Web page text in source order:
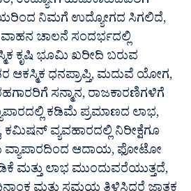
ನಿಮಗೆ ಉದ್ಯೋಗದ ಸಿಗಲಿದೆ,
ಚಾಲನೆ ಸಂದರ್ಭದಲ್ಲಿ
ಕೃಷಿ ಭೂಮಿ ಖರೀದಿ ಬರುವ
ಆಕಸ್ಮಿಕ ಧನಪ್ರಾಪ್ತಿ, ಮದುವೆ ಯೋಗ,
ಸನ್ಮಾನ, ರಾಜಕಾರಣಿಗಳಿಗೆ
ಕಡಿಮೆ ಪ್ರಮಾಣದ ಲಾಭ,
ಕಮಿಷನ್ ವ್ಯವಹಾರದಲ್ಲಿ ನಿರೀಕ್ಷೆಗೂ
ವ್ಯಾಪಾರದಿಂದ ಆದಾಯ, ಫೋಟೋ
ಮತ್ತು ಲಾಭ ಮುಂದುವರೆಯುತ್ತದೆ,